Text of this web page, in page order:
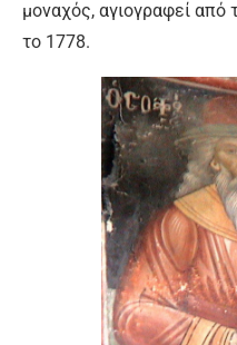
μοναχός, αγιογραφεί από
το 1778.